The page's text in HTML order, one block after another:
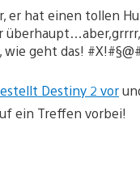
er hat einen tollen
geht das!
Destiny 2 vor
ein Treffen vorbei!